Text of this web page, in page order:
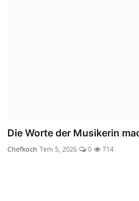
Die Worte der Musikerin
Chefkoch Tem 5, 2026 0 714